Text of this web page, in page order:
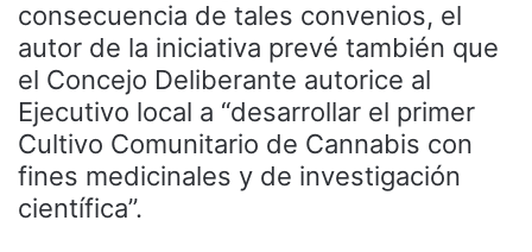
consecuencia de tales convenios, el
autor de la iniciativa prevé también que
el Concejo Deliberante autorice al
Ejecutivo local a “desarrollar el primer
Cultivo Comunitario de Cannabis con
fines medicinales y de investigación
científica”.